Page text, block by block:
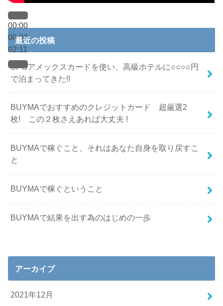
00:00
00:00
02:11
最近の投稿
SPGアメックスカードを使い、高級ホテルに○○○○円
で泊まってきた!!
BUYMAでおすすめのクレジットカード 超厳選2
枚! この２枚さえあれば大丈夫 !
BUYMAで稼ぐこと、それはあなた自身を取り戻すこ
と
BUYMAで稼ぐということ
BUYMAで結果を出す為のはじめの一歩
アーカイブ
2021年12月